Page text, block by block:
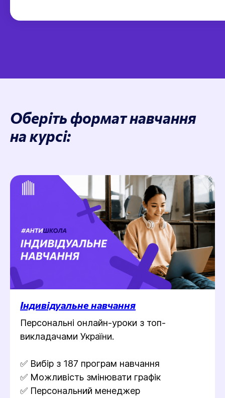
Оберіть формат навчання
на курсі:
Індивідуальне навчання
Персональні онлайн-уроки з топ-
викладачами України.
✅ Вибір з 187 програм навчання
✅ Можливість змінювати графік
✅ Персональний менеджер